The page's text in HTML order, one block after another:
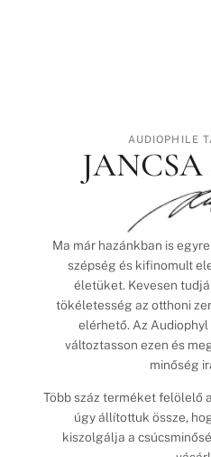
AUDIOPHILE
Ma már hazánkban is
szépség és kifinomult
életüket. Kevesen
tökéletesség az otthoni
elérhető. Az
változtasson ezen és
minőség
Több száz terméket felölelő
úgy állítottuk össze,
kiszolgálja a